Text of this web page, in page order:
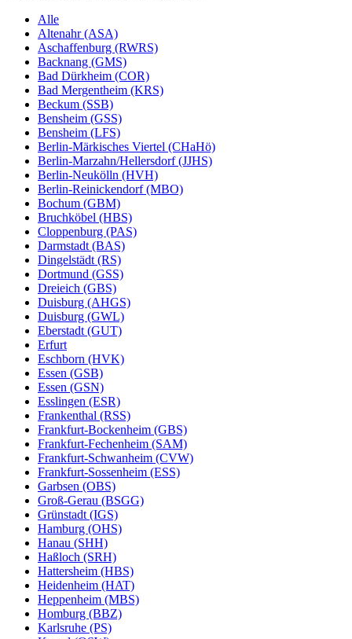
Alle
Altenahr (ASA)
Aschaffenburg (RWRS)
Backnang (GMS)
Bad Dürkheim (COR)
Bad Mergentheim (KRS)
Beckum (SSB)
Bensheim (GSS)
Bensheim (LFS)
Berlin-Märkisches Viertel (CHaHö)
Berlin-Marzahn/Hellersdorf (JJHS)
Berlin-Neukölln (HVH)
Berlin-Reinickendorf (MBO)
Bochum (GBM)
Bruchköbel (HBS)
Cloppenburg (PAS)
Darmstadt (BAS)
Dingelstädt (RS)
Dortmund (GSS)
Dreieich (GBS)
Duisburg (AHGS)
Duisburg (GWL)
Eberstadt (GUT)
Erfurt
Eschborn (HVK)
Essen (GSB)
Essen (GSN)
Esslingen (ESR)
Frankenthal (RSS)
Frankfurt-Bockenheim (GBS)
Frankfurt-Fechenheim (SAM)
Frankfurt-Schwanheim (CVW)
Frankfurt-Sossenheim (ESS)
Garbsen (OBS)
Groß-Gerau (BSGG)
Grünstadt (IGS)
Hamburg (OHS)
Hanau (SHH)
Haßloch (SRH)
Hattersheim (HBS)
Heidenheim (HAT)
Heppenheim (MBS)
Homburg (BBZ)
Karlsruhe (PS)